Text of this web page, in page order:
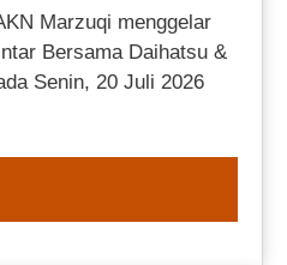
Marzuqi menggelar
Bersama Daihatsu &
Senin, 20 Juli 2026